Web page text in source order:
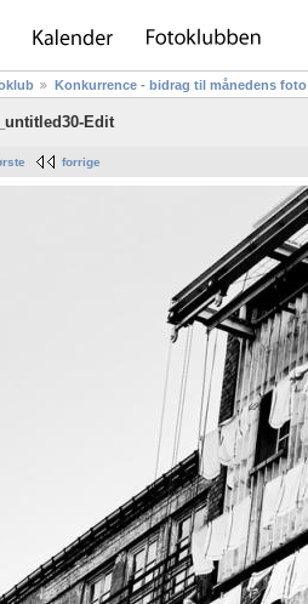
Konkurrence - bidrag til månedens foto
Edit
forrige